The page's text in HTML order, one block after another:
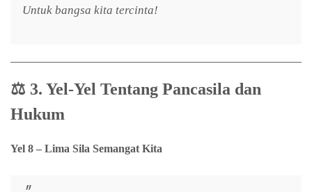
Untuk bangsa kita tercinta!
⚖️ 3. Yel-Yel Tentang Pancasila dan
Hukum
Yel 8 – Lima Sila Semangat Kita